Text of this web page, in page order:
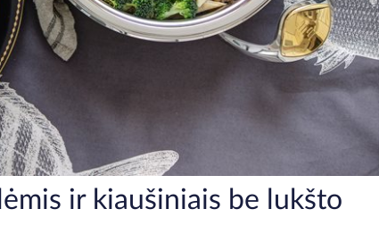
ir kiaušiniais be lukšto